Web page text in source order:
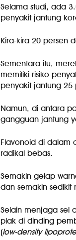
Selama studi, ada
penyakit jantung
Kira-kira 20 persen
Sementara itu,
memiliki risiko
penyakit jantung 25
Namun, di antara
gangguan jantung
Flavonoid di dalam
radikal bebas.
Semakin gelap
dan semakin
Selain menjaga sel
plak di dinding
(low-density